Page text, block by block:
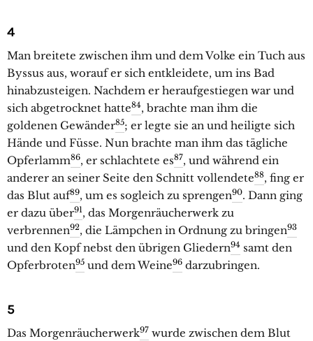
4
Man breitete zwischen ihm und dem Volke ein Tuch aus
Byssus aus, worauf er sich entkleidete, um ins Bad
hinabzusteigen. Nachdem er heraufgestiegen war und
sich abgetrocknet hatte84, brachte man ihm die
goldenen Gewänder85; er legte sie an und heiligte sich
Hände und Füsse. Nun brachte man ihm das tägliche
Opferlamm86, er schlachtete es87, und während ein
anderer an seiner Seite den Schnitt vollendete88, fing er
das Blut auf89, um es sogleich zu sprengen90. Dann ging
er dazu über91, das Morgenräucherwerk zu
verbrennen92, die Lämpchen in Ordnung zu bringen93
und den Kopf nebst den übrigen Gliedern94 samt den
Opferbroten95 und dem Weine96 darzubringen.
5
Das Morgenräucherwerk97 wurde zwischen dem Blut